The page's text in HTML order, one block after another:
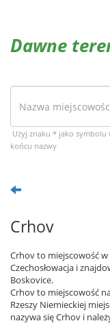
Dawne
Użyj znaku * jako symbolu
końcu nazwy
Crhov
Crhov to miejscowość w
Czechosłowacja i
Boskovice.
Crhov to miejscowość
Rzeszy Niemieckiej
nazywa się Crhov i